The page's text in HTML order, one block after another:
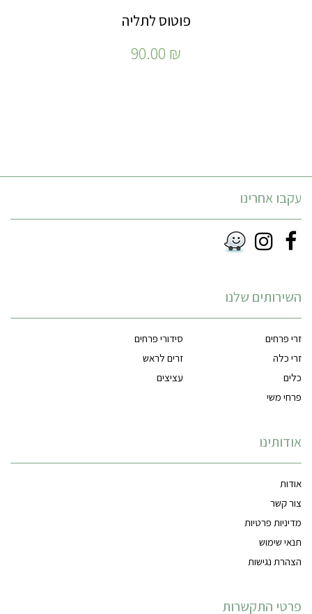
פוטוס לתליה
90.00 ₪
עקבו אחרינו
השירותים שלנו
זרי פרחים
סידורי פרחים
זרי כלה
זרים לראש
כלים
עציצים
פרחי משי
אודותינו
אודות
צור קשר
מדיניות פרטיות
תנאי שימוש
הצהרת נגישות
פרטי התקשרות